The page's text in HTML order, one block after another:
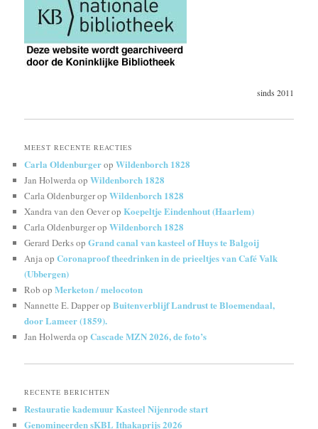
sinds 2011
MEEST RECENTE REACTIES
Carla OldenburgeropWildenborch 1828
Jan HolwerdaopWildenborch 1828
Carla OldenburgeropWildenborch 1828
Xandra van den OeveropKoepeltje Eindenhout (Haarlem)
Carla OldenburgeropWildenborch 1828
Gerard DerksopGrand canal van kasteel of Huys te Balgoij
AnjaopCoronaproof theedrinken in de prieeltjes van Café Valk
(Ubbergen)
Rob opMerketon / melocoton
Nannette E. DapperopBuitenverblijf Landrust te Bloemendaal,
door Lameer (1859).
Jan HolwerdaopCascade MZN 2026, de foto’s
RECENTE BERICHTEN
Restauratie kademuur Kasteel Nijenrode start
Genomineerden sKBL Ithakaprijs 2026